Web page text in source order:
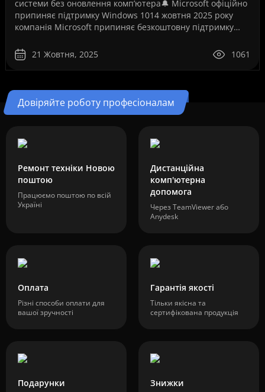
системи без оновлення комп’ютера🔔 Microsoft офіційно
припиняє підтримку Windows 1014 жовтня 2025 року
компанія Microsoft припиняє безкоштовну підтримку
21 Жовтня, 2025
1061
Довіряйте роботу професіоналам
Ремонт техніки Новою
поштою
Працюємо поштою по всій
Україні
Дистанційна
комп'ютерна
допомога
Через TeamViewer або
Anydesk
Оплата
Різні способи оплати для
вашої зручності
Гарантія якості
Тільки якісна та
сертифікована продукція
Подарунки Знижки